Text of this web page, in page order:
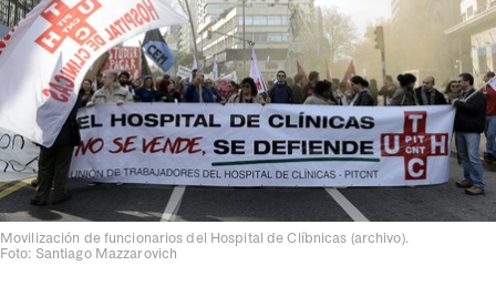
Movilización de funcionarios del Hospital de Clíbnicas (archivo).
Foto: Santiago Mazzarovich